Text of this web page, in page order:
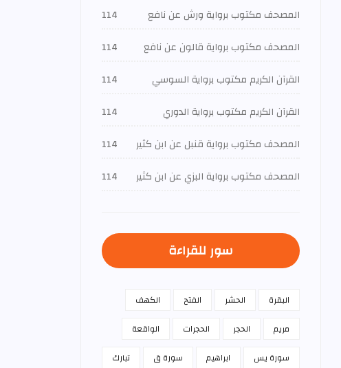
المصحف مكتوب برواية ورش عن نافع
114
المصحف مكتوب برواية قالون عن نافع
114
القرآن الكريم مكتوب برواية السوسي
114
القرآن الكريم مكتوب برواية الدوري
114
المصحف مكتوب برواية قنبل عن ابن كثير
114
المصحف مكتوب برواية البزي عن ابن كثير
114
سور للقراءة
البقرة الحشر الفتح
الكهف
مريم
الحجر الحجرات
الواقعة
سورة يس
ابراهيم سورة ق
تبارك